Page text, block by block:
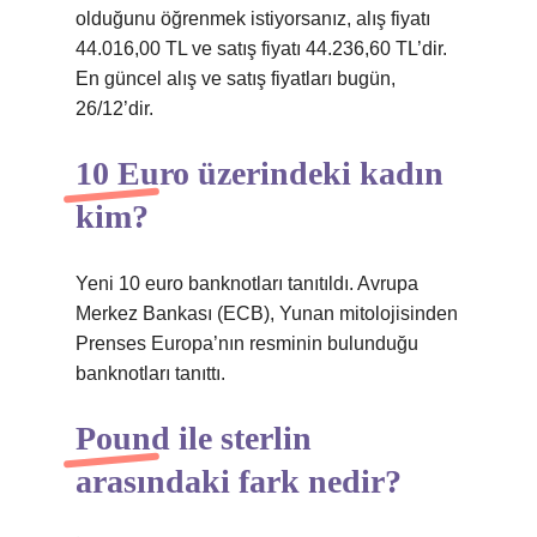
olduğunu öğrenmek istiyorsanız, alış fiyatı
44.016,00 TL ve satış fiyatı 44.236,60 TL’dir.
En güncel alış ve satış fiyatları bugün,
26/12’dir.
10 Euro üzerindeki kadın
kim?
Yeni 10 euro banknotları tanıtıldı. Avrupa
Merkez Bankası (ECB), Yunan mitolojisinden
Prenses Europa’nın resminin bulunduğu
banknotları tanıttı.
Pound ile sterlin
arasındaki fark nedir?